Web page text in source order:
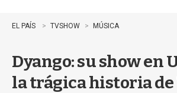
EL PAÍS TVSHOW MÚSICA
Dyango: su show en
la trágica historia de